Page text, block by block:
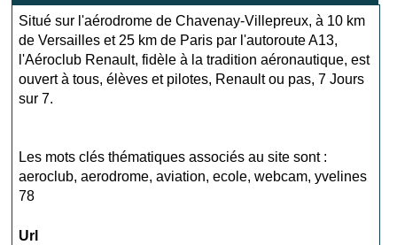
Situé sur l'aérodrome de Chavenay-Villepreux, à 10 km
de Versailles et 25 km de Paris par l'autoroute A13,
l'Aéroclub Renault, fidèle à la tradition aéronautique, est
ouvert à tous, élèves et pilotes, Renault ou pas, 7 Jours
sur 7.
Les mots clés thématiques associés au site sont :
aeroclub,aerodrome,aviation,ecole,webcam,yvelines
78
Url